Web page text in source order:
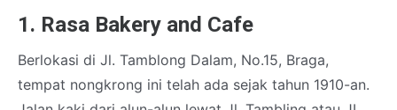
1. Rasa Bakery and Cafe
Berlokasi di Jl. Tamblong Dalam, No.15, Braga,
tempat nongkrong ini telah ada sejak tahun 1910-an.